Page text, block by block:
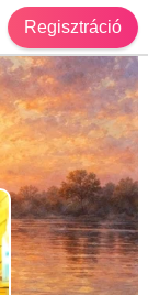
Regisztráció